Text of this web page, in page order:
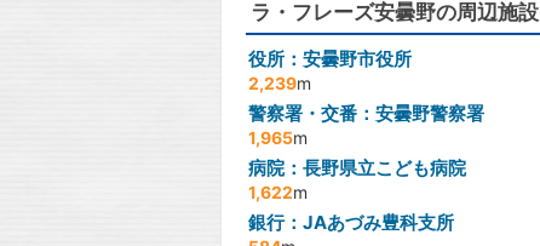
ラ・フレーズ安曇野の周辺施設
役所：安曇野市役所
2,239m
警察署・交番：安曇野警察署
1,965m
病院：長野県立こども病院
1,622m
銀行：JAあづみ豊科支所